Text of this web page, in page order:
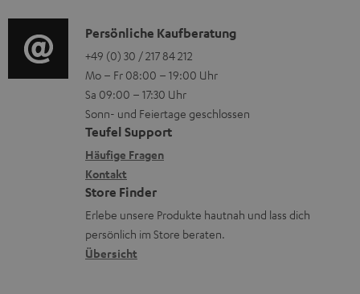
e
n
z
u
r
G
a
r
a
n
g
e
r
ä
t
e
R
ü
c
k
i
o
-
L
e
x
i
k
o
n
K
o
n
t
a
k
t
d
a
t
Persönliche Kaufberatung
+49 (0) 30 / 217 84 212
Mo – Fr 08:00 – 19:00 Uhr
Sa 09:00 – 17:30 Uhr
Sonn- und Feiertage geschlossen
Teufel Support
Häufige Fragen
Kontakt
Store Finder
Erlebe unsere Produkte hautnah und lass dich
persönlich im Store beraten.
Übersicht